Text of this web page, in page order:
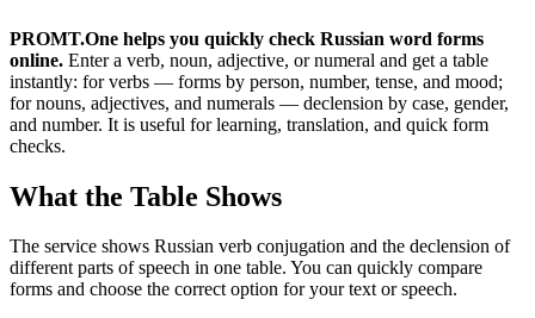
PROMT.One helps you quickly check Russian word forms
online. Enter a verb, noun, adjective, or numeral and get a table
instantly: for verbs — forms by person, number, tense, and mood;
for nouns, adjectives, and numerals — declension by case, gender,
and number. It is useful for learning, translation, and quick form
checks.
What the Table Shows
The service shows Russian verb conjugation and the declension of
different parts of speech in one table. You can quickly compare
forms and choose the correct option for your text or speech.